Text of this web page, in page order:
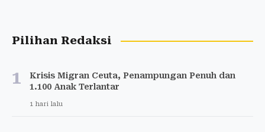
Pilihan Redaksi
1
Krisis Migran Ceuta, Penampungan Penuh dan
1.100 Anak Terlantar
1 hari lalu